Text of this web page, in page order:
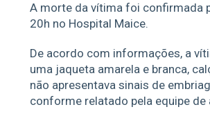
A morte da vítima foi confirmada
20h no Hospital Maice.
De acordo com informações, a
uma jaqueta amarela e branca,
não apresentava sinais de
conforme relatado pela equipe de